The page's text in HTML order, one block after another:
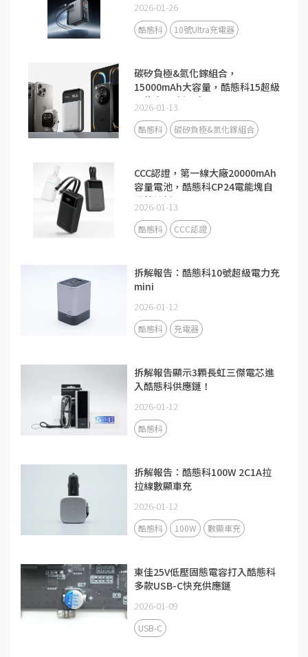
2026-01-26
酷態科 10號Ultra充電器
碳矽負極&氮化鎵組合，
15000mAh大容量，酷態科15超級
電能卡Air新品來了！
2026-01-13
酷態科 碳矽負極&氮化鎵組合
CCC認證，第一線大廠20000mAh
容量電池，酷態科CP24電能塊自
備雙線新品
2026-01-13
酷態科 CCC認證
拆解報告：酷態科10號超級電力充
mini
2026-01-12
酷態科 充電器
拆解報告顯示3顆長虹三傑電芯進
入酷態科供應鏈！
2026-01-12
酷態科
拆解報告：酷態科100W 2C1A拉
拉線數顯車充
2026-01-12
酷態科 100W 數顯車充
東佳25V低壓固態電容打入酷態科
多款USB-C快充供應鏈
2026-01-09
USB-C